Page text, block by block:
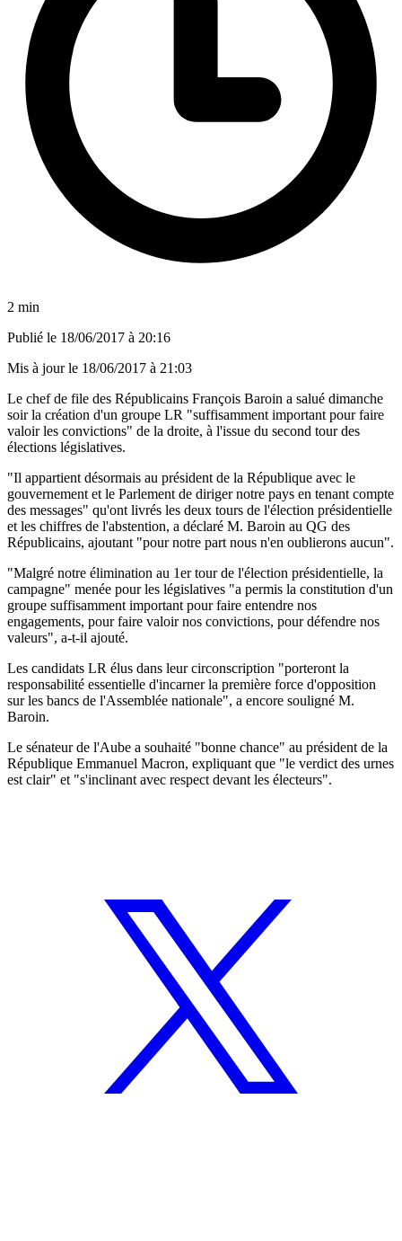
2 min
Publié le 18/06/2017 à 20:16
Mis à jour le 18/06/2017 à 21:03
Le chef de file des Républicains François Baroin a salué dimanche
soir la création d'un groupe LR "suffisamment important pour faire
valoir les convictions" de la droite, à l'issue du second tour des
élections législatives.
"Il appartient désormais au président de la République avec le
gouvernement et le Parlement de diriger notre pays en tenant compte
des messages" qu'ont livrés les deux tours de l'élection présidentielle
et les chiffres de l'abstention, a déclaré M. Baroin au QG des
Républicains, ajoutant "pour notre part nous n'en oublierons aucun".
"Malgré notre élimination au 1er tour de l'élection présidentielle, la
campagne" menée pour les législatives "a permis la constitution d'un
groupe suffisamment important pour faire entendre nos
engagements, pour faire valoir nos convictions, pour défendre nos
valeurs", a-t-il ajouté.
Les candidats LR élus dans leur circonscription "porteront la
responsabilité essentielle d'incarner la première force d'opposition
sur les bancs de l'Assemblée nationale", a encore souligné M.
Baroin.
Le sénateur de l'Aube a souhaité "bonne chance" au président de la
République Emmanuel Macron, expliquant que "le verdict des urnes
est clair" et "s'inclinant avec respect devant les électeurs".